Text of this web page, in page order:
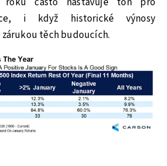
i když historické výnosy
těch budoucích.